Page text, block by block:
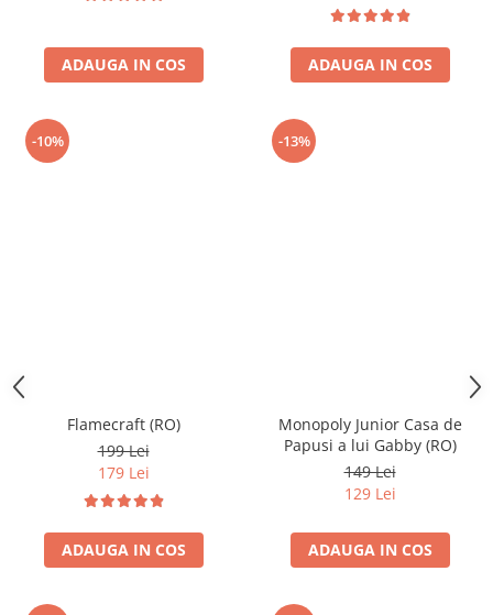
ADAUGA IN COS ADAUGA IN COS
-10%
Flamecraft (RO)
199 Lei
179 Lei
ADAUGA IN COS
-13%
Monopoly Junior Casa de
Papusi a lui Gabby (RO)
149 Lei
129 Lei
ADAUGA IN COS